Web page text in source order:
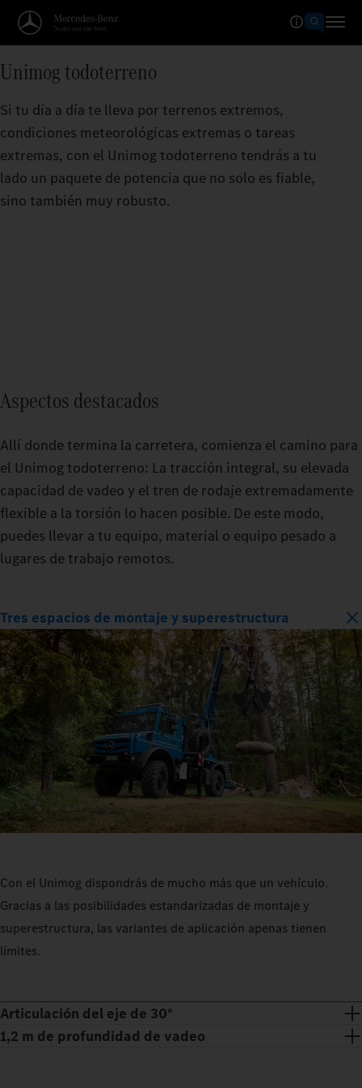
Unimog todoterreno
Si tu día a día te lleva por terrenos extremos,
condiciones meteorológicas extremas o tareas
extremas, con el Unimog todoterreno tendrás a tu
lado un paquete de potencia que no solo es fiable,
sino también muy robusto.
Aspectos destacados
Allí donde termina la carretera, comienza el camino para
el Unimog todoterreno: La tracción integral, su elevada
capacidad de vadeo y el tren de rodaje extremadamente
flexible a la torsión lo hacen posible. De este modo,
puedes llevar a tu equipo, material o equipo pesado a
lugares de trabajo remotos.
Tres espacios de montaje y superestructura
Con el Unimog dispondrás de mucho más que un vehículo.
Gracias a las posibilidades estandarizadas de montaje y
superestructura, las variantes de aplicación apenas tienen
límites.
Articulación del eje de 30°
1,2 m de profundidad de vadeo